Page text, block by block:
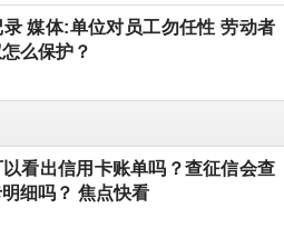
媒体:单位对员工勿任性 劳动者
么保护？
看出信用卡账单吗？查征信会查
细吗？ 焦点快看